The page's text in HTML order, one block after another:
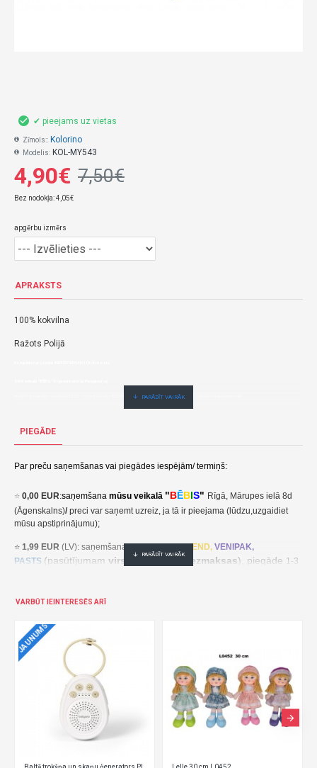
4,90€ 7,50€
Bez nodokļa: 4,05€
✔ pieejams uz vietas
Zīmols:: Kolorino
Modelis: KOL-MY543
apgērbu izmērs
APRAKSTS
100% kokvilna
Ražots Polijā
Nopirkt Komplekts vasaras MOUSE 116 cm Kolorino MY543--par zemu cenu,ātri,ērti,bez gaidīšanas.Cenas no vairumtirgotāja.
PIEGĀDE
Par preču saņemšanas vai piegādes iespējām/ termiņš:
⭐ 0,00 EUR:saņemšana mūsu veikalā "BĒBIS" Rīgā, Mārupes ielā 8d
(Āgenskalns)/preci var saņemt uzreiz, ja tā ir pieejama (lūdzu,uzgaidiet
mūsu apstiprinājumu);
⭐ 1,99 EUR (LV): saņemšana pakomātā SEND, VENIPAK,
PASTS (pasūtījumam virs 30,00 EUR- bezmaksas), piegāde 1-3
⭐2,49 EUR(LT, EE): saņemšana pakomātā
EE:2,49 EUR kättesaamine pakiautomaadis UNISEND, Udrop,
kohaletoimetamine 2-5 tööpäeva jooksul;
LT: 2,49 EUR gavimas siuntų automate UNISEND, Udrop, LPExpress,
pristatymas per 2–5 darbo dienas;
(LV): saņemšana Paku Skapis (pasūtījumam virs
30,00 EUR- bezmaksas
1-3 darba dienu laikā;
pasūtījuma saņemšanas mēs aprēķināsim un paziņosim kurjera piegādes
VARBŪT IEINTERESĒS ARĪ
JAUNUMS